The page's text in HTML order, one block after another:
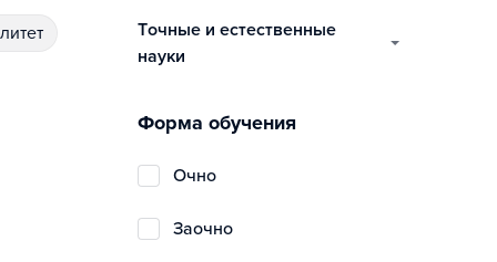
точные и естественные
науки
Форма обучения
очно
заочно